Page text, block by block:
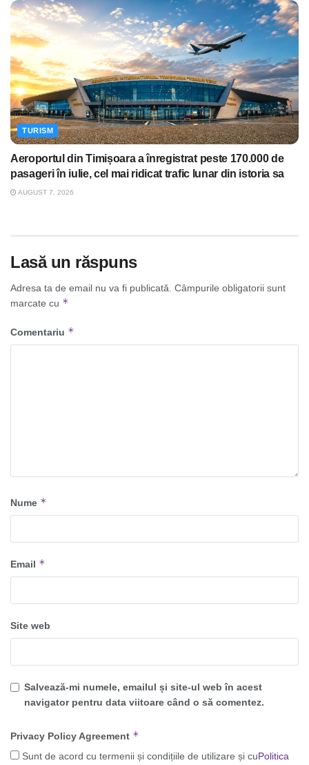
TURISM
Aeroportul din Timișoara a înregistrat peste 170.000 de
pasageri în iulie, cel mai ridicat trafic lunar din istoria sa
AUGUST 7, 2026
Lasă un răspuns
Adresa ta de email nu va fi publicată. Câmpurile obligatorii sunt
marcate cu *
Comentariu *
Nume *
Email *
Site web
Salvează-mi numele, emailul și site-ul web în acest
navigator pentru data viitoare când o să comentez.
Privacy Policy Agreement *
Sunt de acord cu termenii și condițiile de utilizare și cuPolitica